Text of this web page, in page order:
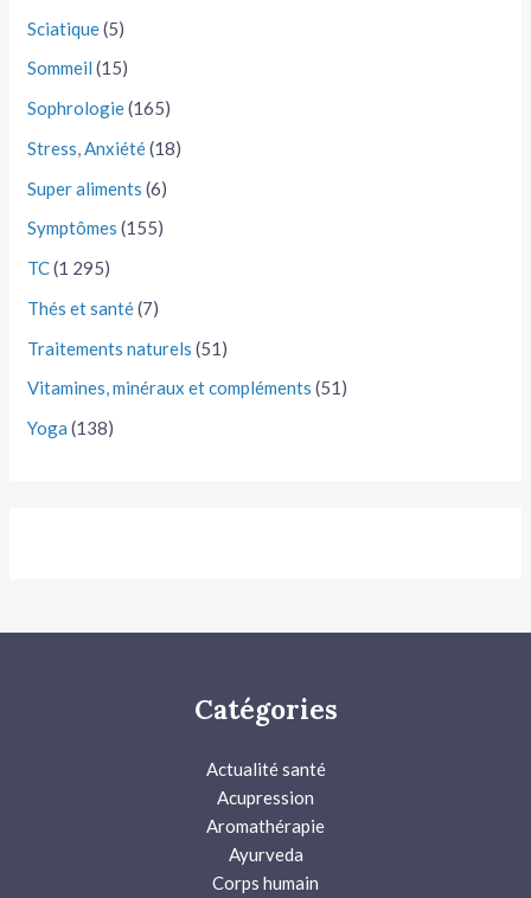
Sciatique(5)
Sommeil (15)
Sophrologie(165)
Stress, Anxiété(18)
Super aliments (6)
Symptômes (155)
TC(1 295)
Thés et santé(7)
Traitements naturels (51)
Vitamines, minéraux et compléments (51)
Yoga (138)
Catégories
Actualité santé
Acupression
Aromathérapie
Ayurveda
Corps humain